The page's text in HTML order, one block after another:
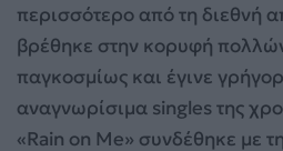
περισσότερο από τη διεθνή
βρέθηκε στην κορυφή
παγκοσμίως και έγινε
αναγνωρίσιμα singles της
«Rain on Me» συνδέθηκε με